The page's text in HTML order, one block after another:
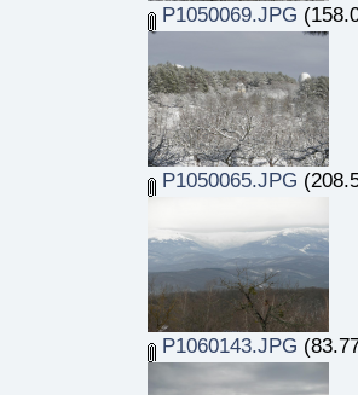
P1050069.JPG
P1050065.JPG
P1060143.JPG